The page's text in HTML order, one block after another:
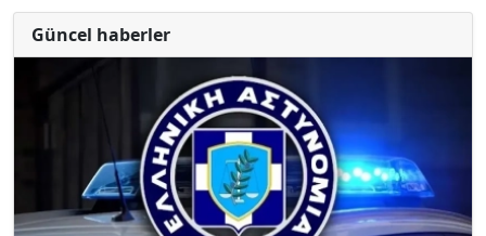
Güncel haberler